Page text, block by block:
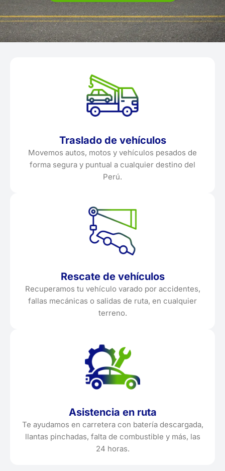
Traslado de vehículos
Movemos autos, motos y vehículos pesados de
forma segura y puntual a cualquier destino del
Perú.
Rescate de vehículos
Recuperamos tu vehículo varado por accidentes,
fallas mecánicas o salidas de ruta, en cualquier
terreno.
Asistencia en ruta
Te ayudamos en carretera con batería descargada,
llantas pinchadas, falta de combustible y más, las
24 horas.